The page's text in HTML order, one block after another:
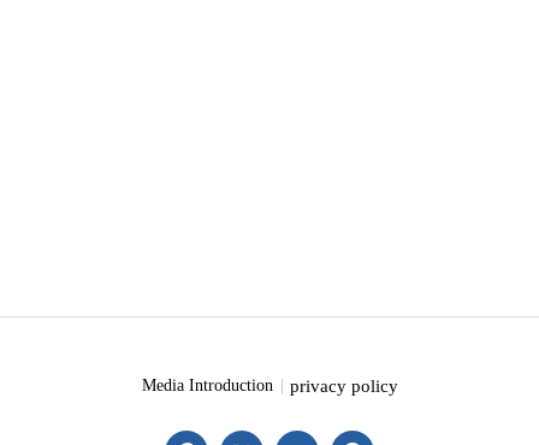
Media Introduction privacy policy